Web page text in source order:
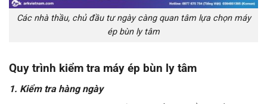
Các nhà thầu, chủ đầu tư ngày càng quan tâm lựa chọn máy
ép bùn ly tâm
Quy trình kiểm tra máy ép bùn ly tâm
1. Kiểm tra hàng ngày